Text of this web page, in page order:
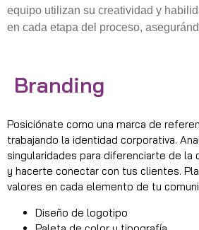
equipo utilizan su creatividad y
en cada etapa del proceso,
Branding
Posiciónate como una marca de
trabajando la identidad corporativa.
singularidades para diferenciarte de la
y hacerte conectar con tus clientes.
valores en cada elemento de tu
Diseño de logotipo